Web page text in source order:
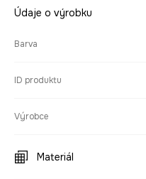
Údaje o výrobku
Barva
ID produktu
Výrobce
Materiál